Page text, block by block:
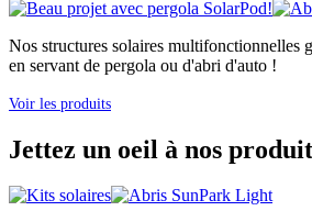
Nos structures solaires multifonctionnelles
en servant de pergola ou d'abri d'auto !
Voir les produits
Jettez un oeil à nos